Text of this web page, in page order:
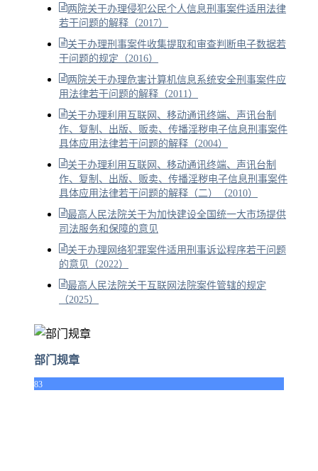
两院关于办理侵犯公民个人信息刑事案件适用法律
若干问题的解释（2017）
关于办理刑事案件收集提取和审查判断电子数据若
干问题的规定（2016）
两院关于办理危害计算机信息系统安全刑事案件应
用法律若干问题的解释（2011）
关于办理利用互联网、移动通讯终端、声讯台制
作、复制、出版、贩卖、传播淫秽电子信息刑事案件
具体应用法律若干问题的解释（2004）
关于办理利用互联网、移动通讯终端、声讯台制
作、复制、出版、贩卖、传播淫秽电子信息刑事案件
具体应用法律若干问题的解释（二）（2010）
最高人民法院关于为加快建设全国统一大市场提供
司法服务和保障的意见
关于办理网络犯罪案件适用刑事诉讼程序若干问题
的意见（2022）
最高人民法院关于互联网法院案件管辖的规定
（2025）
部门规章
83